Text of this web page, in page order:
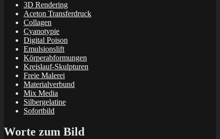
3D Rendering
Aceton Transferdruck
Collagen
Cyanotypie
Digital Poison
Emulsionslift
Körperabformungen
Kreislauf-Skulpturen
Freie Malerei
Materialverbund
Mix Media
Silbergelatine
Sofortbild
Worte zum Bild